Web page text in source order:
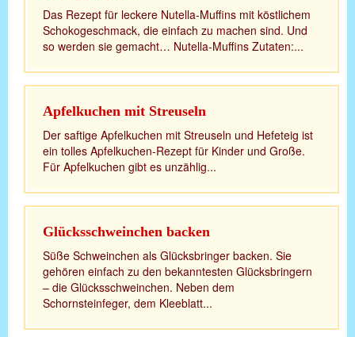
Das Rezept für leckere Nutella-Muffins mit köstlichem
Schokogeschmack, die einfach zu machen sind. Und
so werden sie gemacht… Nutella-Muffins Zutaten:...
Apfelkuchen mit Streuseln
Der saftige Apfelkuchen mit Streuseln und Hefeteig ist
ein tolles Apfelkuchen-Rezept für Kinder und Große.
Für Apfelkuchen gibt es unzählig...
Glücksschweinchen backen
Süße Schweinchen als Glücksbringer backen. Sie
gehören einfach zu den bekanntesten Glücksbringern
– die Glücksschweinchen. Neben dem
Schornsteinfeger, dem Kleeblatt...